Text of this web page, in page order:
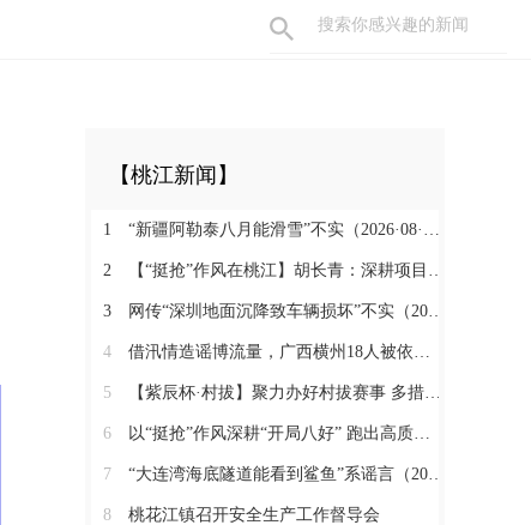
【桃江新闻】
1 “新疆阿勒泰八月能滑雪”不实（2026·08·07）
2 【“挺抢”作风在桃江】胡长青：深耕项目一线 实干抢拼促发展
3 网传“深圳地面沉降致车辆损坏”不实（2026·08·06）
4 借汛情造谣博流量，广西横州18人被依法查处（2026·08·05）
5 【紫辰杯·村拔】聚力办好村拔赛事 多措释放消费活力
6 以“挺抢”作风深耕“开局八好” 跑出高质量发展加速度
7 “大连湾海底隧道能看到鲨鱼”系谣言（2026·08·04）
8 桃花江镇召开安全生产工作督导会